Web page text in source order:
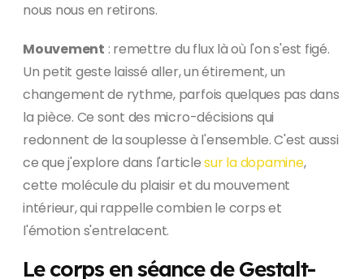
nous nous en retirons.
Mouvement : remettre du flux là où l'on s'est figé.
Un petit geste laissé aller, un étirement, un
changement de rythme, parfois quelques pas dans
la pièce. Ce sont des micro-décisions qui
redonnent de la souplesse à l'ensemble. C'est aussi
ce que j'explore dans l'articlesur la dopamine,
cette molécule du plaisir et du mouvement
intérieur, qui rappelle combien le corps et
l'émotion s'entrelacent.
Le corps en séance de Gestalt-